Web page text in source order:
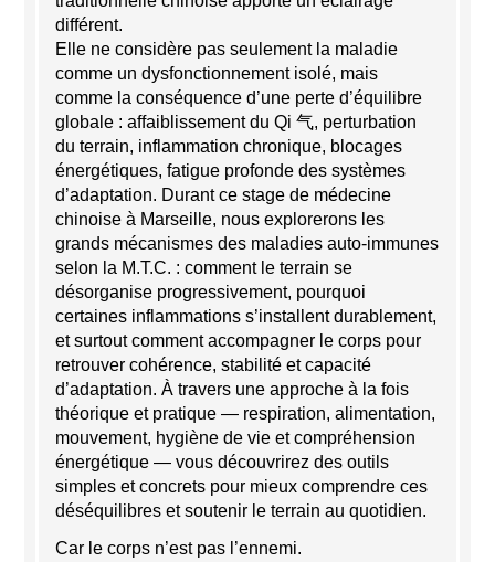
différent.
Elle ne considère pas seulement la maladie
comme un dysfonctionnement isolé, mais
comme la conséquence d’une perte d’équilibre
globale : affaiblissement du Qi 气, perturbation
du terrain, inflammation chronique, blocages
énergétiques, fatigue profonde des systèmes
d’adaptation. Durant ce stage de médecine
chinoise à Marseille, nous explorerons les
grands mécanismes des maladies auto-immunes
selon la M.T.C. : comment le terrain se
désorganise progressivement, pourquoi
certaines inflammations s’installent durablement,
et surtout comment accompagner le corps pour
retrouver cohérence, stabilité et capacité
d’adaptation. À travers une approche à la fois
théorique et pratique — respiration, alimentation,
mouvement, hygiène de vie et compréhension
énergétique — vous découvrirez des outils
simples et concrets pour mieux comprendre ces
déséquilibres et soutenir le terrain au quotidien.
Car le corps n’est pas l’ennemi.